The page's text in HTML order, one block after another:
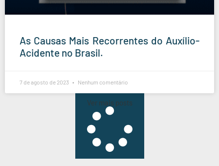
As Causas Mais Recorrentes do Auxílio-
Acidente no Brasil.
7 de agosto de 2023 Nenhum comentário
Ver mais posts